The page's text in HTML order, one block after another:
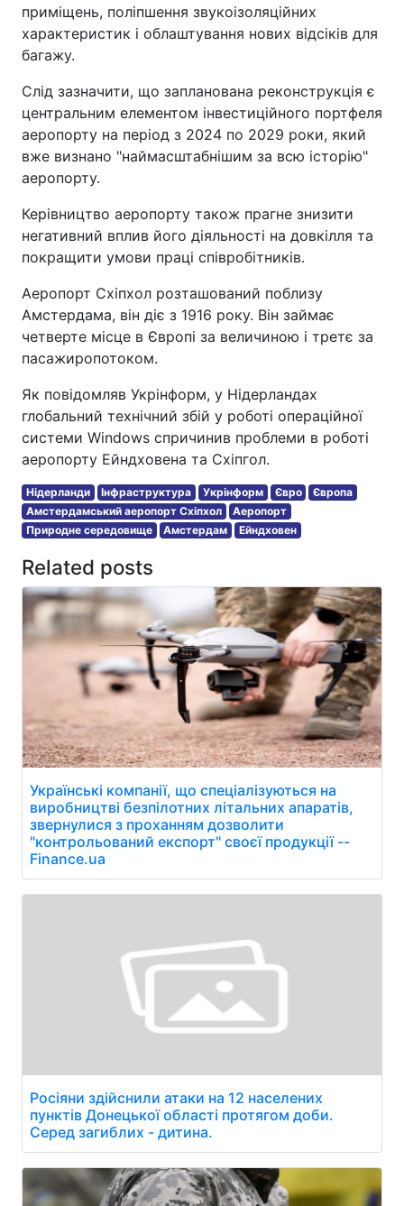
приміщень, поліпшення звукоізоляційних
характеристик і облаштування нових відсіків для
багажу.
Слід зазначити, що запланована реконструкція є
центральним елементом інвестиційного портфеля
аеропорту на період з 2024 по 2029 роки, який
вже визнано "наймасштабнішим за всю історію"
аеропорту.
Керівництво аеропорту також прагне знизити
негативний вплив його діяльності на довкілля та
покращити умови праці співробітників.
Аеропорт Схіпхол розташований поблизу
Амстердама, він діє з 1916 року. Він займає
четверте місце в Європі за величиною і третє за
пасажиропотоком.
Як повідомляв Укрінформ, у Нідерландах
глобальний технічний збій у роботі операційної
системи Windows спричинив проблеми в роботі
аеропорту Ейндховена та Схіпгол.
Нідерланди Інфраструктура Укрінформ Євро
Європа
Амстердамський аеропорт Схіпхол
Аеропорт
Природне середовище
Амстердам Ейндховен
Related posts
Українські компанії, що спеціалізуються на
виробництві безпілотних літальних апаратів,
звернулися з проханням дозволити
"контрольований експорт" своєї продукції --
Finance.ua
Росіяни здійснили атаки на 12 населених
пунктів Донецької області протягом доби.
Серед загиблих - дитина.